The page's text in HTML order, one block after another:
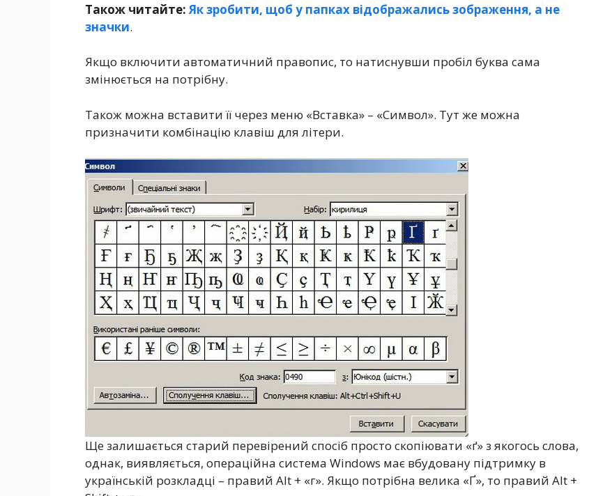
Також читайте: Як зробити, щоб у папках відображались зображення, а не
значки.
Якщо включити автоматичний правопис, то натиснувши пробіл буква сама
змінюється на потрібну.
Також можна вставити її через меню «Вставка» – «Символ». Тут же можна
призначити комбінацію клавіш для літери.
Ще залишається старий перевірений спосіб просто скопіювати «ґ» з якогось слова,
однак, виявляється, операційна система Windows має вбудовану підтримку в
українській розкладці – правий Alt + «г». Якщо потрібна велика «Ґ», то правий Alt +